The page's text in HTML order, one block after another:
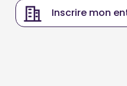
Inscrire mon